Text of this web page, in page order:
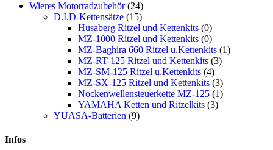
Wieres Motorradzubehör (24)
D.I.D-Kettensätze (15)
Husaberg Ritzel und Kettenkits (0)
MZ-1000 Ritzel und Kettenkits (0)
MZ-Baghira 660 Ritzel u.Kettenkits (1)
MZ-RT-125 Ritzel und Kettenkits (3)
MZ-SM-125 Ritzel u.Kettenkits (4)
MZ-SX-125 Ritzel und Kettenkits (3)
Nockenwellensteuerkette MZ-125 (1)
YAMAHA Ketten und Ritzelkits (3)
YUASA-Batterien (9)
Infos